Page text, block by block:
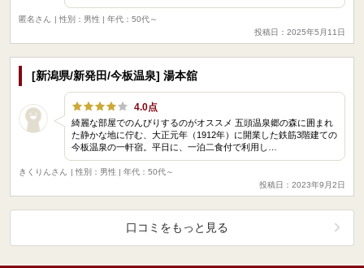
匿名さん
| 性別：男性 | 年代：50代～
投稿日：2025年5月11日
[新潟県/新発田/今板温泉] 湯本舘
4.0点
綺麗な部屋でのんびりするのがオススメ 五頭温泉郷の森に囲まれ
た静かな地に佇む、大正元年（1912年）に開業した鉄筋3階建ての
今板温泉の一軒宿。平日に、一泊二食付で利用し…
きくりんさん
| 性別：男性 | 年代：50代～
投稿日：2023年9月2日
口コミをもっと見る